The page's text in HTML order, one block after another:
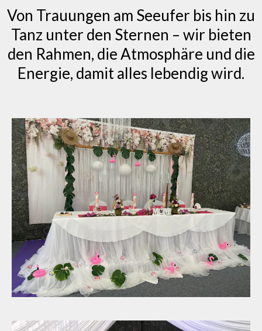
Von Trauungen am Seeufer bis hin zu
Tanz unter den Sternen – wir bieten
den Rahmen, die Atmosphäre und die
Energie, damit alles lebendig wird.